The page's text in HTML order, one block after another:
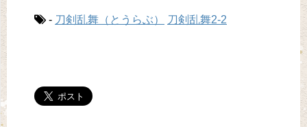
- 刀剣乱舞（とうらぶ） 刀剣乱舞2-2